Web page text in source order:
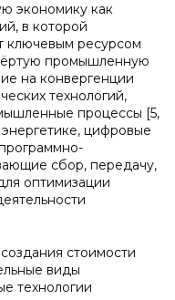
экономику как
в которой
ключевым ресурсом
промышленную
на конвергенции
технологий,
процессы [5,
энергетике, цифровые
сбор, передачу,
оптимизации
стоимости
виды
технологии